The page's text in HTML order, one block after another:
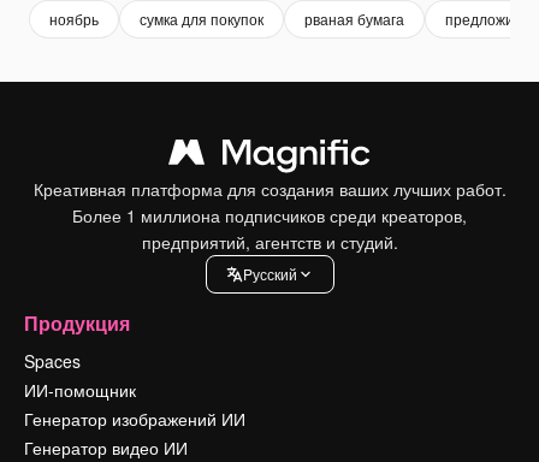
ноябрь сумка для покупок рваная бумага предложить
Креативная платформа для создания ваших лучших работ.
Более 1 миллиона подписчиков среди креаторов,
предприятий, агентств и студий.
Pусский
Продукция
Spaces
ИИ-помощник
Генератор изображений ИИ
Генератор видео ИИ